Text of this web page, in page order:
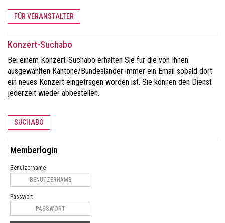
FÜR VERANSTALTER
Konzert-Suchabo
Bei einem Konzert-Suchabo erhalten Sie für die von Ihnen
ausgewählten Kantone/Bundesländer immer ein Email sobald dort
ein neues Konzert eingetragen worden ist. Sie können den Dienst
jederzeit wieder abbestellen.
SUCHABO
Memberlogin
Benutzername
Passwort